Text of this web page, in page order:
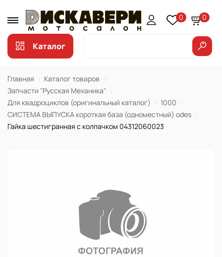
0 0
Каталог
Главная
Каталог товаров
Запчасти "Русская Механика"
Для квадроциклов (оригинальный каталог)
1000
СИСТЕМА ВЫПУСКА короткая база (одноместный) odes
Гайка шестигранная с колпачком 04312060023